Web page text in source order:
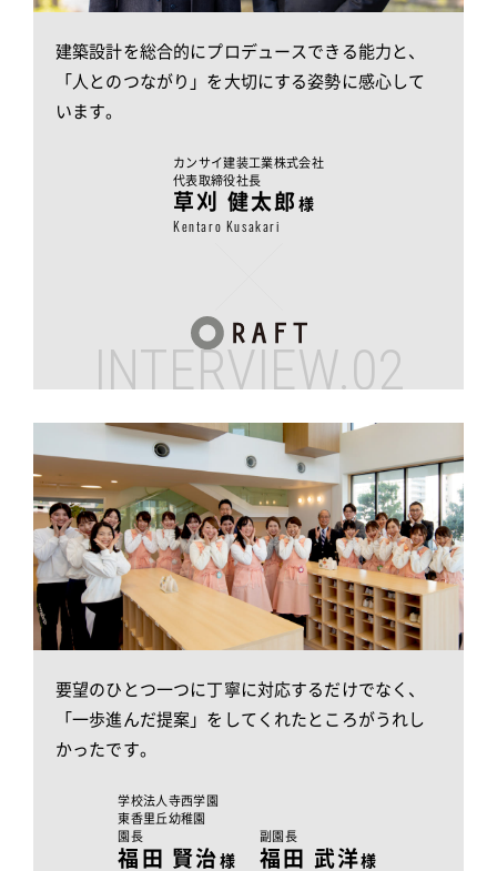
建築設計を総合的にプロデュースできる能力と、
「人とのつながり」を大切にする姿勢に感心して
います。
カンサイ建装工業株式会社
代表取締役社長
草刈 健太郎様
Kentaro Kusakari
INTERVIEW.02
要望のひとつ一つに丁寧に対応するだけでなく、
「一歩進んだ提案」をしてくれたところがうれし
かったです。
学校法人寺西学園
東香里丘幼稚園
園長
福田 賢治様
副園長
福田 武洋様